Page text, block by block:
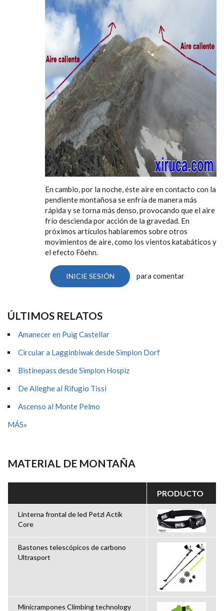
En cambio, por la noche, éste aire en contacto con la
pendiente montañosa se enfría de manera más
rápida y se torna más denso, provocando que el aire
frío descienda por acción de la gravedad. En
próximos artículos hablaremos sobre otros
movimientos de aire, como los vientos katabáticos y
el efecto Föehn.
INICIE SESIÓN para comentar
ÚLTIMOS RELATOS
Amanecer en Puig Castellar
Circular a Lagginbiwak desde Simplon Dorf
Bistinepass desde Simplon Hospiz
De Alleghe al Rifugio Tissi
Ascenso al Monte Pelmo
MÁS
MATERIAL DE MONTAÑA
PRODUCTO
Linterna frontal de led Petzl Actik
Core
Bastones telescópicos de carbono
Ultrasport
Minicrampones Climbing technology